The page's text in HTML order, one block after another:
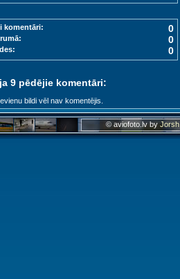
komentāri:
0
0
0
9 pēdējie komentāri:
bildi vēl nav komentējis.
© aviofoto.lv byJorsh